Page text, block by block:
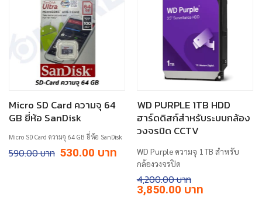
Micro SD Card ความจุ 64
GB ยี่ห้อ SanDisk
590.00 Original
price
530.00 Current
price
Micro SD Card ความจุ 64 GB ยี่ห้อ SanDisk
WD PURPLE 1TB HDD
ฮาร์ดดิสก์สำหรับระบบกล้อง
วงจรปิด CCTV
4,200.00
Original
price
3,850.00 Current
price
WD Purple ความจุ 1 TB สำหรับ
กล้องวงจรปิด